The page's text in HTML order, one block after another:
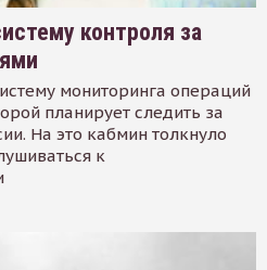
контроля за
мониторинга операций
планирует следить за
На это кабмин толкнуло
к